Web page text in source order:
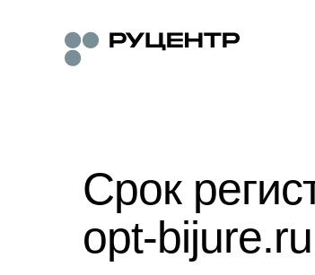
Срок
opt-